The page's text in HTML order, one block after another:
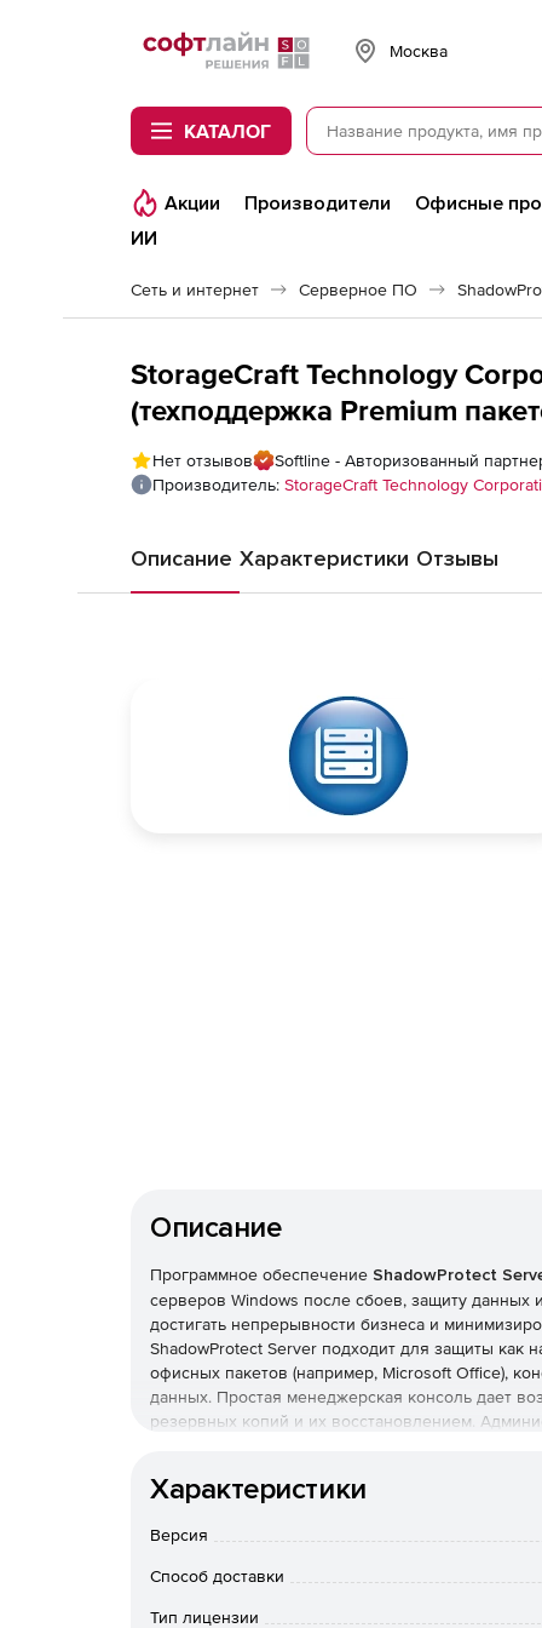
Softline
Москва
КАТАЛОГ
Акции Производители Офисные
ИИ
Сеть и интернет Серверное ПО
StorageCraft Technology
(техподдержка Premium
Нет отзывов
Softline - Авторизованный
Производитель: StorageCraft Technology
Описание Характеристики Отзывы
Описание
Программное обеспечение ShadowProtect
серверов Windows после сбоев, защиту данных
достигать непрерывности бизнеса и
ShadowProtect Server подходит для защиты как
офисных пакетов (например, Microsoft Office),
данных. Простая менеджерская консоль дает
резервных копий и их восстановлением.
конвертации образов резервных копий в
срока пребывания системы и данных в режиме
аппаратно-независимого восстановления
другом оборудовании, в виртуальной среде или
Характеристики
Версия
Способ доставки
Тип лицензии